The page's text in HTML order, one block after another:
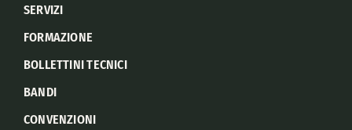
SERVIZI
FORMAZIONE
BOLLETTINI TECNICI
BANDI
CONVENZIONI